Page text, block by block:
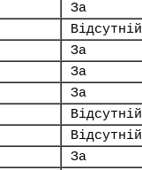
За
Відсутній
За
За
За
Відсутній
Відсутній
За